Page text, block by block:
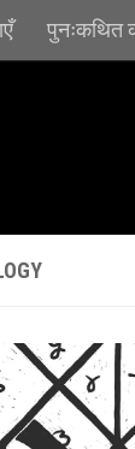
पुनःकथित